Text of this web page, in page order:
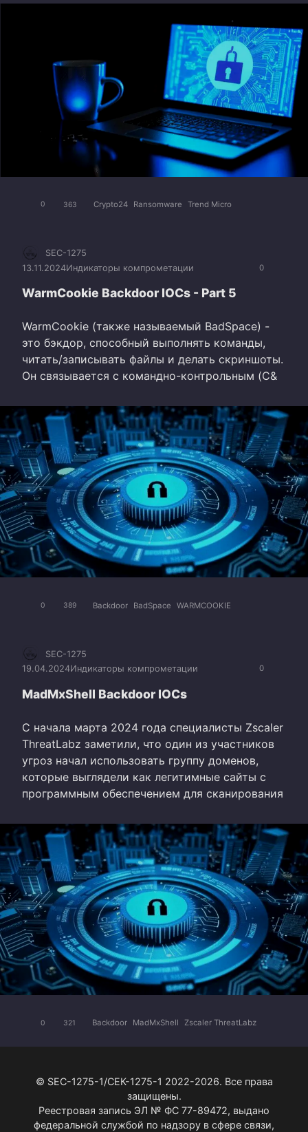
0 363 Crypto24 Ransomware Trend Micro
0
SEC-1275
13.11.2024Индикаторы компрометации
WarmCookie Backdoor IOCs - Part 5
WarmCookie (также называемый BadSpace) -
это бэкдор, способный выполнять команды,
читать/записывать файлы и делать скриншоты.
Он связывается с командно-контрольным (C&
0 389 Backdoor BadSpace WARMCOOKIE
0
SEC-1275
19.04.2024Индикаторы компрометации
MadMxShell Backdoor IOCs
С начала марта 2024 года специалисты Zscaler
ThreatLabz заметили, что один из участников
угроз начал использовать группу доменов,
которые выглядели как легитимные сайты с
программным обеспечением для сканирования
0 321 Backdoor MadMxShell Zscaler ThreatLabz
© SEC-1275-1/СЕК-1275-1 2022-2026. Все права
защищены.
Реестровая запись ЭЛ № ФС 77-89472, выдано
федеральной службой по надзору в сфере связи,